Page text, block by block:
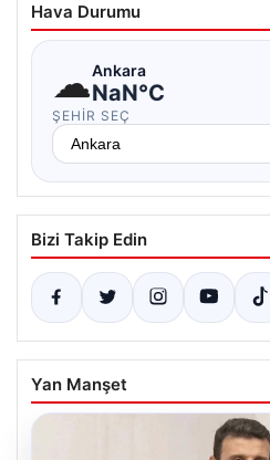
Hava Durumu
☁Ankara
NaN°C
ŞEHIR SEÇ
Bizi Takip Edin
Yan Manşet